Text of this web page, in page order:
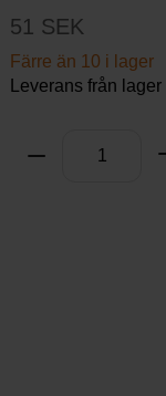
51 SEK
Färre än 10 i lager
Leverans från lager
Ta bort